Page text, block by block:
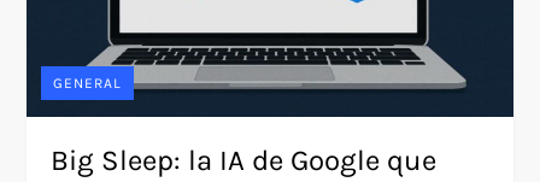
GENERAL
Big Sleep: la IA de Google que